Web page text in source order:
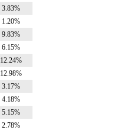
3.83%
1.20%
9.83%
6.15%
12.24%
12.98%
3.17%
4.18%
5.15%
2.78%